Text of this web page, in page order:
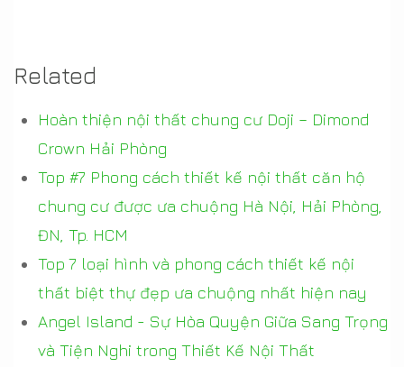
Related
Hoàn thiện nội thất chung cư Doji – Dimond
Crown Hải Phòng
Top #7 Phong cách thiết kế nội thất căn hộ
chung cư được ưa chuộng Hà Nội, Hải Phòng,
ĐN, Tp. HCM
Top 7 loại hình và phong cách thiết kế nội
thất biệt thự đẹp ưa chuộng nhất hiện nay
Angel Island - Sự Hòa Quyện Giữa Sang Trọng
và Tiện Nghi trong Thiết Kế Nội Thất